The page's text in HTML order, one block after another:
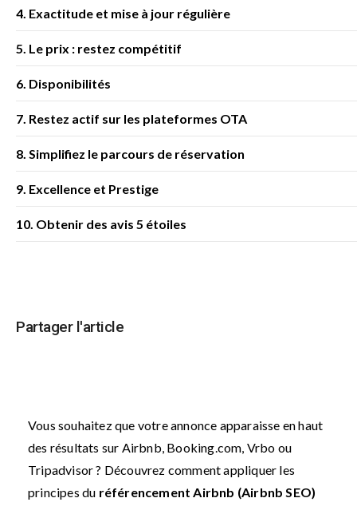
4. Exactitude et mise à jour régulière
5. Le prix : restez compétitif
6. Disponibilités
7. Restez actif sur les plateformes OTA
8. Simplifiez le parcours de réservation
9. Excellence et Prestige
10. Obtenir des avis 5 étoiles
Partager l'article
Vous souhaitez que votre annonce apparaisse en haut
des résultats sur Airbnb, Booking.com, Vrbo ou
Tripadvisor ? Découvrez comment appliquer les
principes du référencement Airbnb (Airbnb SEO)